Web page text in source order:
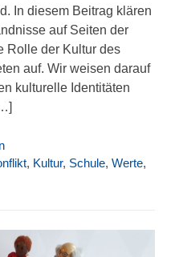
In diesem Beitrag klären
auf Seiten der
Rolle der Kultur des
auf. Wir weisen darauf
kulturelle Identitäten
, Kultur, Schule, Werte,